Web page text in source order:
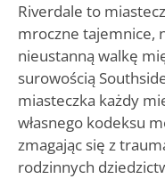
Riverdale to
mroczne tajemnice,
nieustanną walkę
surowością
miasteczka każdy
własnego kodeksu
zmagając się z
rodzinnych